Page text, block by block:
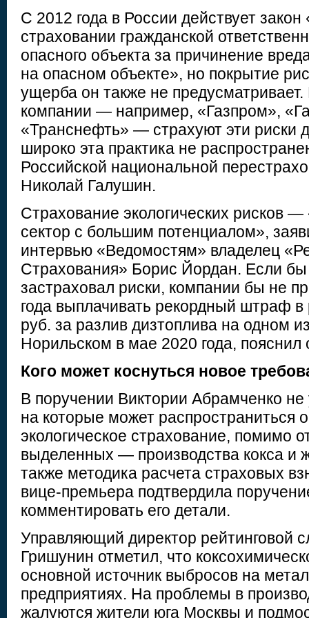
С 2012 года в России действует
страховании гражданской
опасного объекта за причинение
на опасном объекте», но покрытие
ущерба он также не
компании — например, «Газпром»,
«Транснефть» — страхуют эти риски
широко эта практика не
Российской национальной
Николай Галушин.
Страхование экологических рисков
сектор с большим потенциалом»,
интервью «Ведомостям» владелец
Страхования» Борис Йордан. Если
застраховал риски, компании бы не
года выплачивать рекордный штраф
руб. за разлив дизтоплива на одном
Норильском в мае 2020 года, пояснил
Кого может коснуться новое
В поручении Виктории Абрамченко не
на которые может распространиться
экологическое страхование, помимо
выделенных — производства кокса и
также методика расчета страховых
вице-премьера подтвердила
комментировать его детали.
Управляющий директор рейтинговой
Гришунин отметил, что
основной источник выбросов на
предприятиях. На проблемы в
жалуются жители юга Москвы и